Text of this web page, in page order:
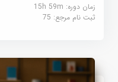
زمان دوره: 15h 59m
ثبت نام مرجع:75